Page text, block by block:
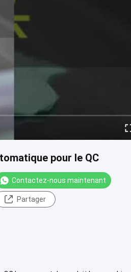
pour le QC
Contactez-nous maintenant
Partager